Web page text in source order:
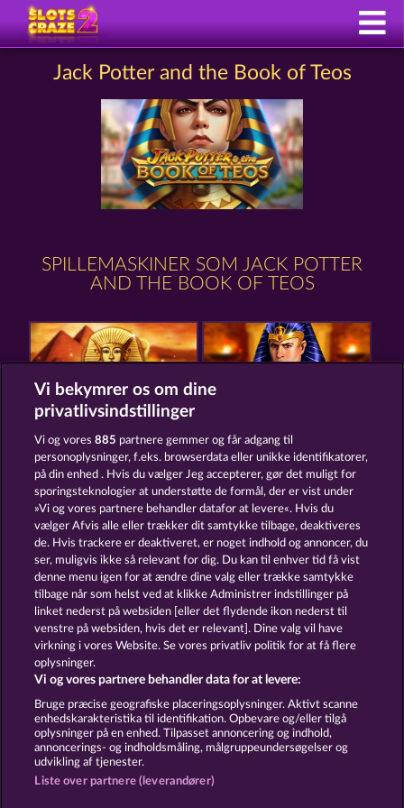
Jack Potter and the Book of Teos
SPILLEMASKINER SOM JACK POTTER
AND THE BOOK OF TEOS
JACK POTTER AND THE BOOK OF DYNASTIES JACK POTTER & THE BOOK OF DYNASTIES 6
Vilkår og betingelser Datasikkerhed
Kontakt
Indsend anmodning om tilbagetrækning
Vi bekymrer os om dine
privatlivsindstillinger
Vi og vores885 partnere gemmer og får adgang til
personoplysninger, f.eks. browserdata eller unikke identifikatorer,
på din enhed . Hvis du vælger Jeg accepterer, gør det muligt for
sporingsteknologier at understøtte de formål, der er vist under
»Vi og vores partnere behandler datafor at levere«. Hvis du
vælger Afvis alle eller trækker dit samtykke tilbage, deaktiveres
de. Hvis trackere er deaktiveret, er noget indhold og annoncer, du
ser, muligvis ikke så relevant for dig. Du kan til enhver tid få vist
denne menu igen for at ændre dine valg eller trække samtykke
tilbage når som helst ved at klikke Administrer indstillinger på
linket nederst på websiden [eller det flydende ikon nederst til
venstre på websiden, hvis det er relevant]. Dine valg vil have
virkning i vores Website. Se vores privatliv politik for at få flere
oplysninger.
Vi og vores partnere behandler data for at levere:
Bruge præcise geografiske placeringsoplysninger. Aktivt scanne
enhedskarakteristika til identifikation. Opbevare og/eller tilgå
oplysninger på en enhed. Tilpasset annoncering og indhold,
annoncerings- og indholdsmåling, målgruppeundersøgelser og
udvikling af tjenester.
Liste over partnere (leverandører)